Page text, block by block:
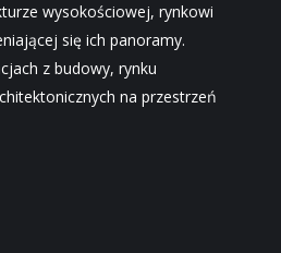
wysokościowej, rynkowi
się ich panoramy.
z budowy, rynku
na przestrzeń